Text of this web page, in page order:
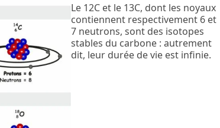
Le 12C et le 13C, dont les noyaux
contiennent respectivement 6 et
7 neutrons, sont des isotopes
stables du carbone : autrement
dit, leur durée de vie est infinie.